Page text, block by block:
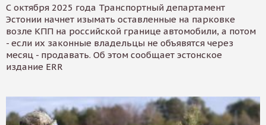
С октября 2025 года Транспортный департамент
Эстонии начнет изымать оставленные на парковке
возле КПП на российской границе автомобили, а потом
- если их законные владельцы не объявятся через
месяц - продавать. Об этом сообщает эстонское
издание ERR